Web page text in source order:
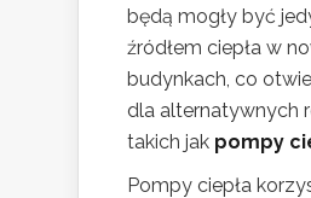
będą mogły być
źródłem ciepła w
budynkach, co
dla alternatywnych
takich jak pompy
Pompy ciepła